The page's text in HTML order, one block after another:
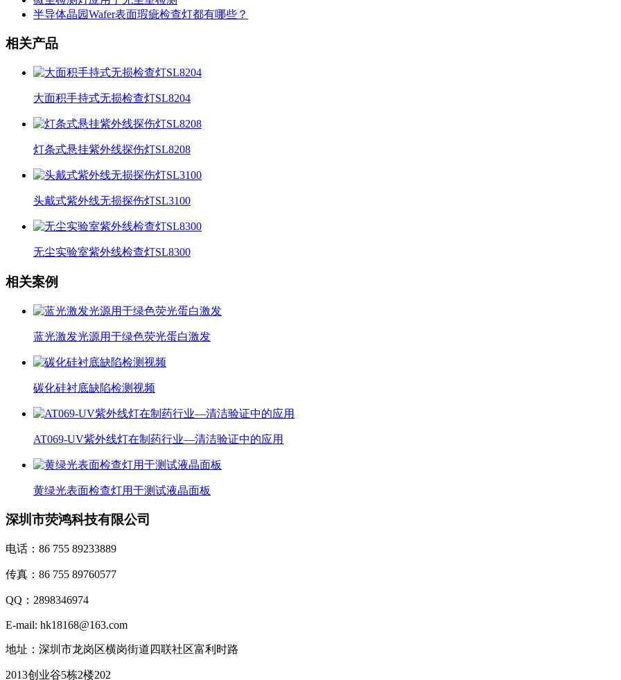
半导体晶园Wafer表面瑕疵检查灯都有哪些？
相关产品
大面积手持式无损检查灯SL8204
灯条式悬挂紫外线探伤灯SL8208
头戴式紫外线无损探伤灯SL3100
无尘实验室紫外线检查灯SL8300
相关案例
蓝光激发光源用于绿色荧光蛋白激发
碳化硅衬底缺陷检测视频
AT069-UV紫外线灯在制药行业—清洁验证中的应用
黄绿光表面检查灯用于测试液晶面板
深圳市荧鸿科技有限公司
电话：86 755 89233889
传真：86 755 89760577
QQ：2898346974
E-mail: hk18168@163.com
地址：深圳市龙岗区横岗街道四联社区富利时路
2013创业谷5栋2楼202